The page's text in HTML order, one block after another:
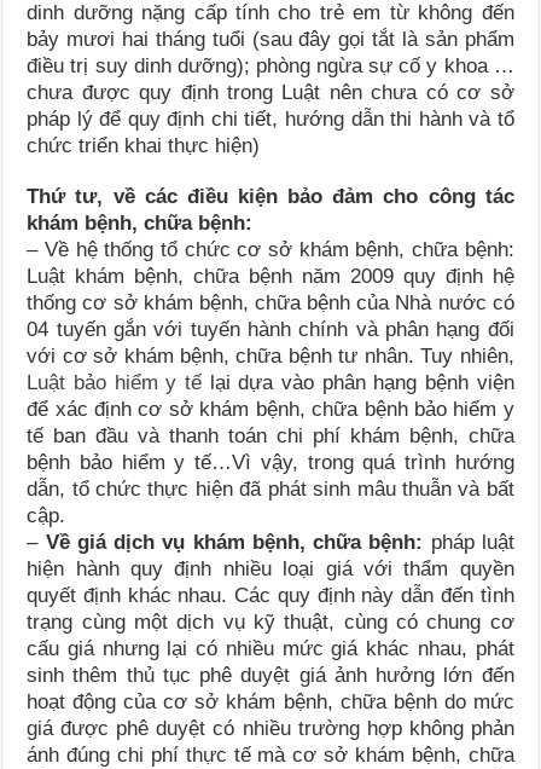
dinh dưỡng nặng cấp tính cho trẻ em từ không đến
bảy mươi hai tháng tuổi (sau đây gọi tắt là sản phẩm
điều trị suy dinh dưỡng); phòng ngừa sự cố y khoa …
chưa được quy định trong Luật nên chưa có cơ sở
pháp lý để quy định chi tiết, hướng dẫn thi hành và tổ
chức triển khai thực hiện)
Thứ tư, về các điều kiện bảo đảm cho công tác
khám bệnh, chữa bệnh:
– Về hệ thống tổ chức cơ sở khám bệnh, chữa bệnh:
Luật khám bệnh, chữa bệnh năm 2009 quy định hệ
thống cơ sở khám bệnh, chữa bệnh của Nhà nước có
04 tuyến gắn với tuyến hành chính và phân hạng đối
với cơ sở khám bệnh, chữa bệnh tư nhân. Tuy nhiên,
Luật bảo hiểm y tếlại dựa vào phân hạng bệnh viện
để xác định cơ sở khám bệnh, chữa bệnh bảo hiểm y
tế ban đầu và thanh toán chi phí khám bệnh, chữa
bệnh bảo hiểm y tế…Vì vậy, trong quá trình hướng
dẫn, tổ chức thực hiện đã phát sinh mâu thuẫn và bất
cập.
– Về giá dịch vụ khám bệnh, chữa bệnh: pháp luật
hiện hành quy định nhiều loại giá với thẩm quyền
quyết định khác nhau. Các quy định này dẫn đến tình
trạng cùng một dịch vụ kỹ thuật, cùng có chung cơ
cấu giá nhưng lại có nhiều mức giá khác nhau, phát
sinh thêm thủ tục phê duyệt giá ảnh hưởng lớn đến
hoạt động của cơ sở khám bệnh, chữa bệnh do mức
giá được phê duyệt có nhiều trường hợp không phản
ánh đúng chi phí thực tế mà cơ sở khám bệnh, chữa